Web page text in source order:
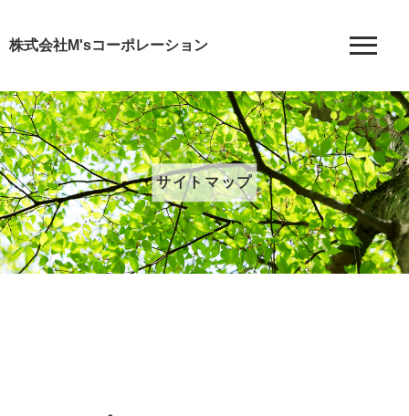
株式会社M'sコーポレーション
サイトマップ